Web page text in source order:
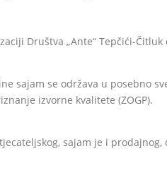
Društva „Ante“ Tepčići-
sajam se održava u posebno
izvorne kvalitete (ZOGP).
sajam je i